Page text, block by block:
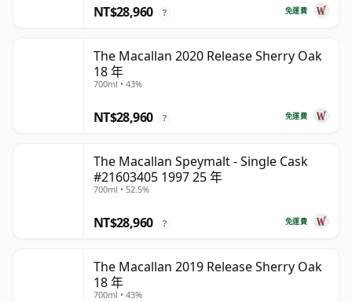
免運費
NT$28,960 ?
The Macallan 2020 Release Sherry Oak
18 年
700ml • 43%
免運費
NT$28,960 ?
The Macallan Speymalt - Single Cask
#21603405 1997 25 年
700ml • 52.5%
免運費
NT$28,960 ?
The Macallan 2019 Release Sherry Oak
18 年
700ml • 43%